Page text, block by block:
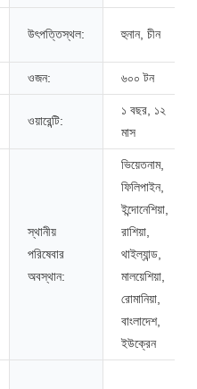
উৎপত্তিস্থল: হুনান, চীন
ওজন: ৬০০ টন
ওয়ারেন্টি:
১ বছর, ১২
মাস
স্থানীয়
পরিষেবার
অবস্থান:
ভিয়েতনাম,
ফিলিপাইন,
ইন্দোনেশিয়া,
রাশিয়া,
থাইল্যান্ড,
মালয়েশিয়া,
রোমানিয়া,
বাংলাদেশ,
ইউক্রেন